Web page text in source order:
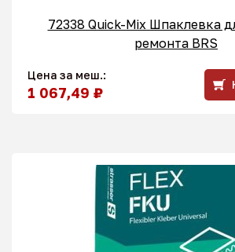
72338 Quick-Mix Шпаклевка
ремонта BRS
Цена за меш.:
1 067,49 ₽